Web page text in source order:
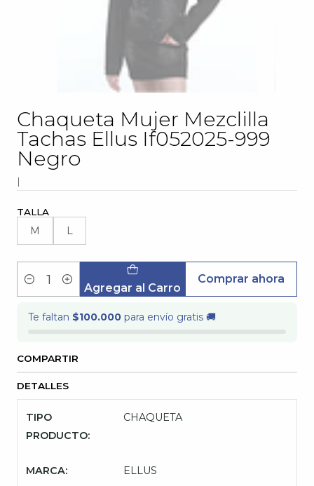
Chaqueta Mujer Mezclilla
Tachas Ellus If052025-999
Negro
|
TALLA
M L
Cantidad Agregar al Carro
Comprar ahora
Te faltan $100.000 para envío gratis 🚚
COMPARTIR
DETALLES
TIPO
PRODUCTO:
CHAQUETA
MARCA: ELLUS